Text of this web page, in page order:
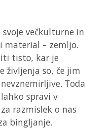
večkulturne in
material – zemljo.
tisto, kar je
življenja so, če jim
Toda
spravi v
razmislek o nas
bingljanje.